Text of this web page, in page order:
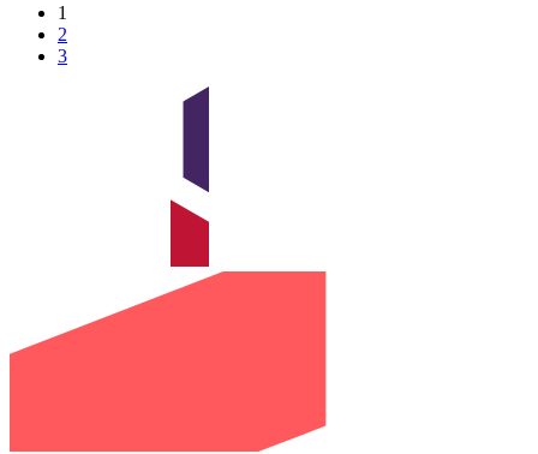
1
2
3